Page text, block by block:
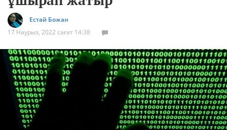
Естай Божан
17 Наурыз, 2022 сағат 14:38